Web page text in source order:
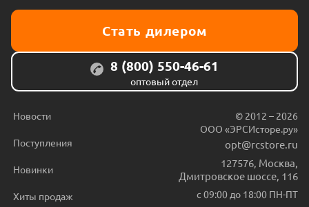
Стать дилером
8 (800) 550-46-61
оптовый отдел
Новости
Поступления
Новинки
Хиты продаж
© 2012 – 2026
ООО «ЭРСИсторе.ру»
opt@rcstore.ru
127576 Москва
Дмитровское шоссе, 116
с 09:00 до 18:00 ПН-ПТ